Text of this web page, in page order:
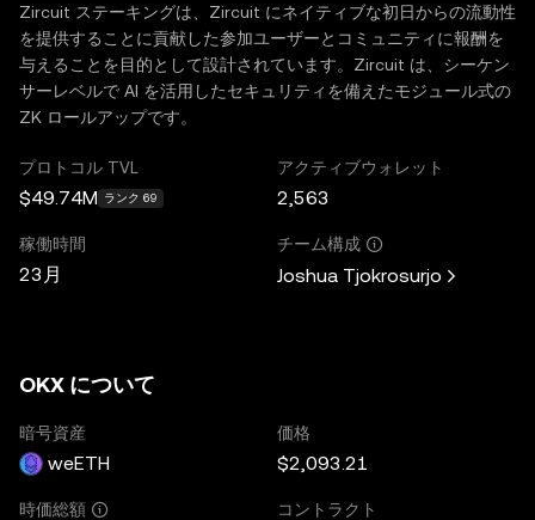
Zircuit ステーキングは、Zircuit にネイティブな初日からの流動性
を提供することに貢献した参加ユーザーとコミュニティに報酬を
与えることを目的として設計されています。Zircuit は、シーケン
サーレベルで Al を活用したセキュリティを備えたモジュール式の
ZK ロールアップです。
プロトコル TVL
$49.74M ランク 69
アクティブウォレット
2,563
稼働時間
23月
チーム構成
Joshua Tjokrosurjo
OKX について
暗号資産
weETH
価格
$2,093.21
時価総額 コントラクト